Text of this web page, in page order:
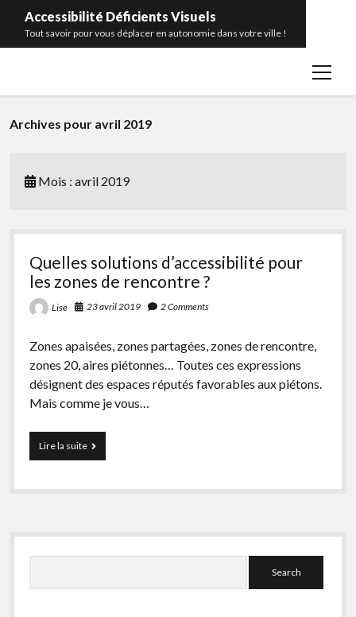
Accessibilité Déficients Visuels
Tout savoir pour vous déplacer en autonomie dans votre ville !
open
Portrait
menu
Bâtiments publics
Balises sonores
Bandes d’éveil de vigilance
Non classé
Bandes de guidage
Archives pour avril 2019
Mois :avril 2019
Quelles solutions d’accessibilité pour
les zones de rencontre ?
Lise 23 avril 2019 2 Comments
Zones apaisées, zones partagées, zones de rencontre,
zones 20, aires piétonnes… Toutes ces expressions
désignent des espaces réputés favorables aux piétons.
Mais comme je vous…
Lire la suiteQuelles
solutions
pour
?
Sidebar